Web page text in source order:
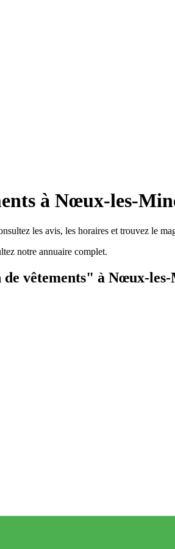
à Nœux-les-
les avis, les horaires et trouvez le
notre annuaire complet.
vêtements" à Nœux-les-